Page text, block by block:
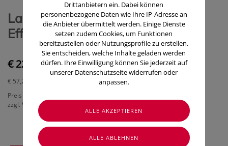
La Roche Posay Akne/Mischhaut
Effaclar K+ 40ml
€ 22,90
€ 57,25
Preis inkl. MwSt.
zzgl. Versandkosten
Drittanbietern ein. Dabei können
personenbezogene Daten wie Ihre IP-Adresse an
die Anbieter übermittelt werden. Einige Dienste
setzen zudem Cookies, um Funktionen
bereitzustellen oder Nutzungsprofile zu erstellen.
Sie entscheiden, welche Inhalte geladen werden
dürfen. Ihre Einwilligung können Sie jederzeit auf
unserer Datenschutzseite widerrufen oder
anpassen.